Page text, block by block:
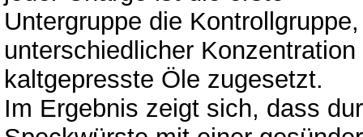
Untergruppe die
unterschiedlicher Konzentration
kaltgepresste Öle zugesetzt.
Im Ergebnis zeigt sich, dass